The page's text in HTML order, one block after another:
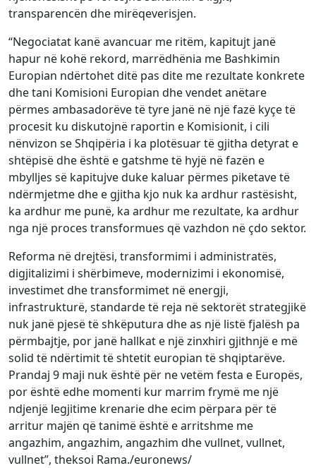
transparencën dhe mirëqeverisjen.
“Negociatat kanë avancuar me ritëm, kapitujt janë
hapur në kohë rekord, marrëdhënia me Bashkimin
Europian ndërtohet ditë pas dite me rezultate konkrete
dhe tani Komisioni Europian dhe vendet anëtare
përmes ambasadorëve të tyre janë në një fazë kyçe të
procesit ku diskutojnë raportin e Komisionit, i cili
nënvizon se Shqipëria i ka plotësuar të gjitha detyrat e
shtëpisë dhe është e gatshme të hyjë në fazën e
mbylljes së kapitujve duke kaluar përmes piketave të
ndërmjetme dhe e gjitha kjo nuk ka ardhur rastësisht,
ka ardhur me punë, ka ardhur me rezultate, ka ardhur
nga një proces transformues që vazhdon në çdo sektor.
Reforma në drejtësi, transformimi i administratës,
digjitalizimi i shërbimeve, modernizimi i ekonomisë,
investimet dhe transformimet në energji,
infrastrukturë, standarde të reja në sektorët strategjikë
nuk janë pjesë të shkëputura dhe as një listë fjalësh pa
përmbajtje, por janë hallkat e një zinxhiri gjithnjë e më
solid të ndërtimit të shtetit europian të shqiptarëve.
Prandaj 9 maji nuk është për ne vetëm festa e Europës,
por është edhe momenti kur marrim frymë me një
ndjenjë legjitime krenarie dhe ecim përpara për të
arritur majën që tanimë është e arritshme me
angazhim, angazhim, angazhim dhe vullnet, vullnet,
vullnet”, theksoi Rama./euronews/